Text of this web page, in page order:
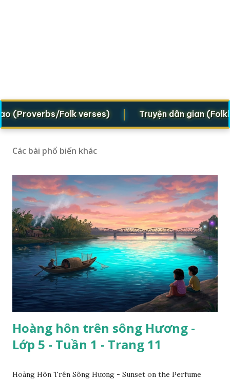
Folk verses) | Truyện dân gian (Folklore
Các bài phổ biến khác
Hoàng hôn trên sông Hương -
Lớp 5 - Tuần 1 - Trang 11
Hoàng Hôn Trên Sông Hương - Sunset on the Perfume